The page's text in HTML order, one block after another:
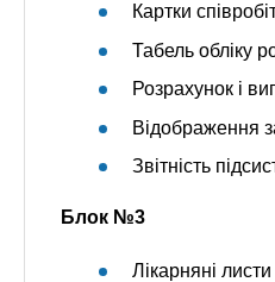
Картки
Табель обліку
Розрахунок і
Відображення
Звітність
Блок №3
Лікарняні